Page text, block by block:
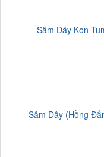
Sâm Dây Kon
Sâm Dây (Hồng